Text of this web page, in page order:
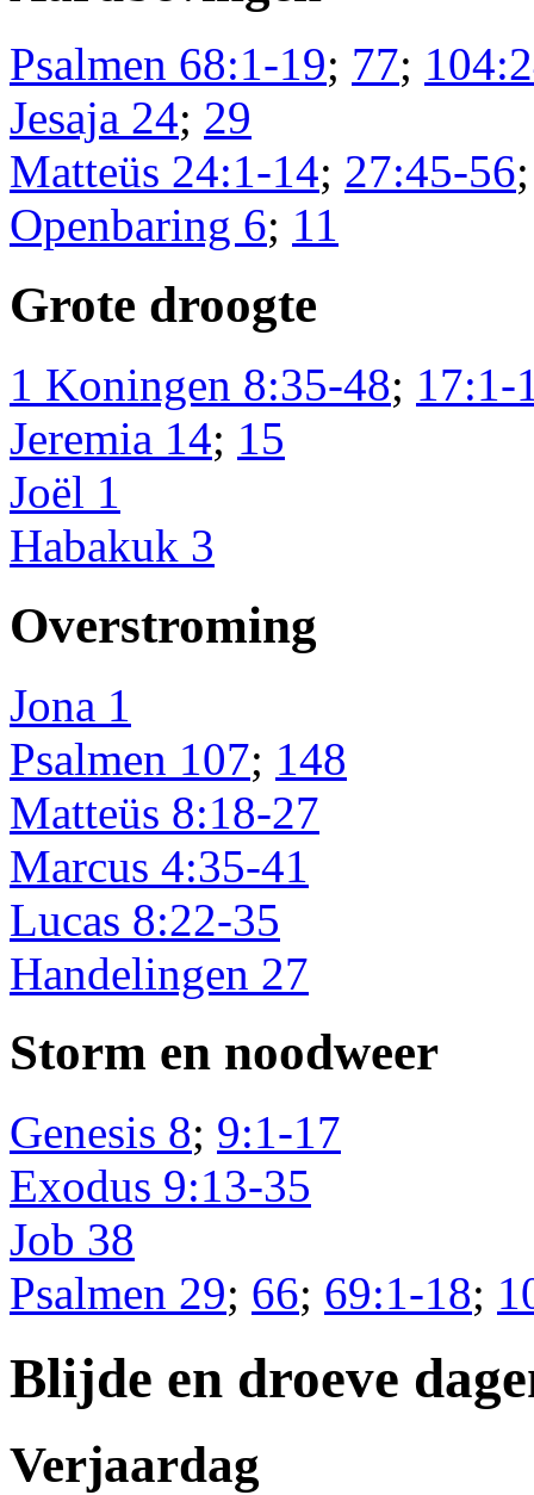
Psalmen 68:1-19; 77;
Jesaja 24; 29
Matteüs 24:1-14; 27:45-56
Openbaring 6; 11
Grote droogte
1 Koningen 8:35-48; 17:1-
Jeremia 14; 15
Joël 1
Habakuk 3
Overstroming
Jona 1
Psalmen 107; 148
Matteüs 8:18-27
Marcus 4:35-41
Lucas 8:22-35
Handelingen 27
Storm en noodweer
Genesis 8; 9:1-17
Exodus 9:13-35
Job 38
Psalmen 29; 66; 69:1-18;
Blijde en droeve
Verjaardag